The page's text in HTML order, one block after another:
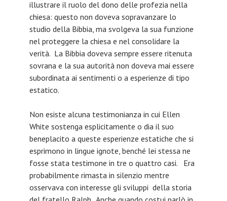
illustrare il ruolo del dono delle profezia nella
chiesa: questo non doveva sopravanzare lo
studio della Bibbia, ma svolgeva la sua funzione
nel proteggere la chiesa e nel consolidare la
verità. La Bibbia doveva sempre essere ritenuta
sovrana e la sua autorità non doveva mai essere
subordinata ai sentimenti o a esperienze di tipo
estatico.
Non esiste alcuna testimonianza in cui Ellen
White sostenga esplicitamente o dia il suo
beneplacito a queste esperienze estatiche che si
esprimono in lingue ignote, benché lei stessa ne
fosse stata testimone in tre o quattro casi. Era
probabilmente rimasta in silenzio mentre
osservava con interesse gli sviluppi della storia